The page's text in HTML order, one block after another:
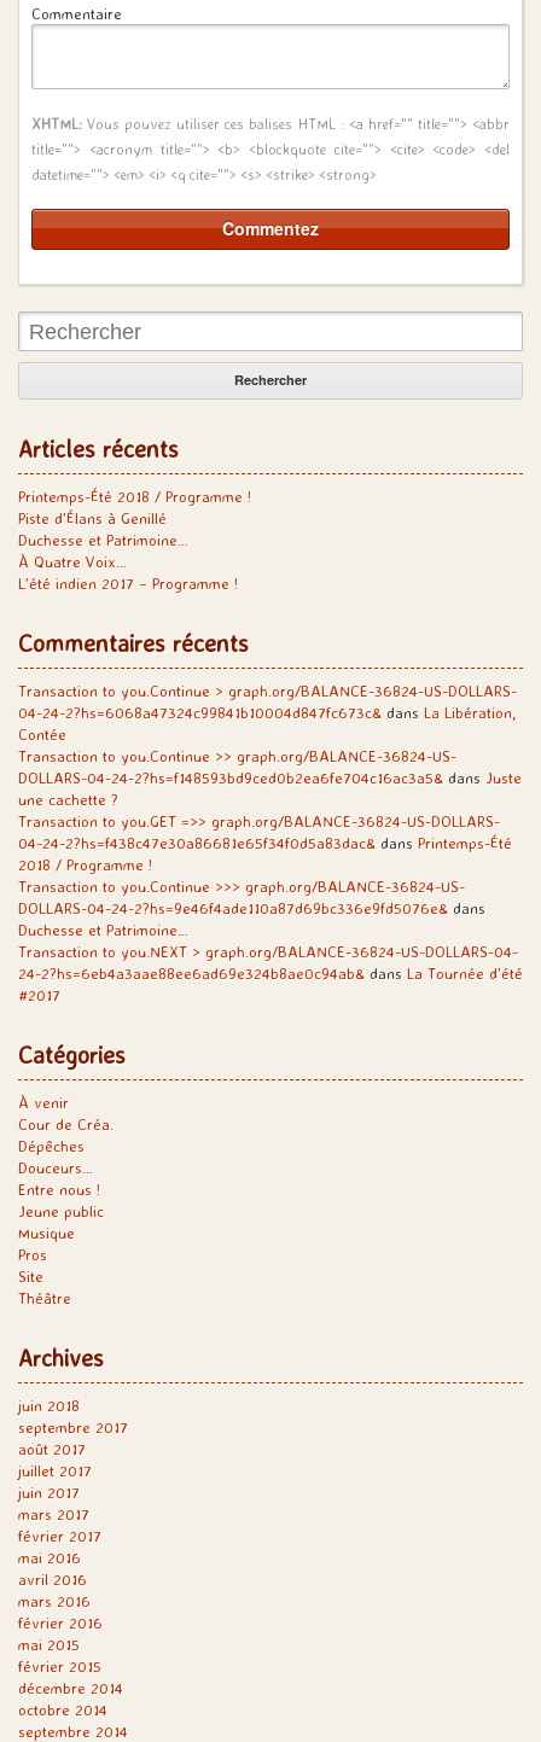
Commentaire
XHTML: Vous pouvez utiliser ces balises HTML : <a href="" title=""> <abbr
title=""> <acronym title=""> <b> <blockquote cite=""> <cite> <code> <del
datetime=""> <em> <i> <q cite=""> <s> <strike> <strong>
Rechercher:
Articles récents
Printemps-Été 2018 / Programme !
Piste d’Élans à Genillé
Duchesse et Patrimoine…
À Quatre Voix…
L’été indien 2017 – Programme !
Commentaires récents
Transaction to you.Continue > graph.org/BALANCE-36824-US-DOLLARS-
04-24-2?hs=6068a47324c99841b10004d847fc673c& dans La Libération,
Contée
Transaction to you.Continue >> graph.org/BALANCE-36824-US-
DOLLARS-04-24-2?hs=f148593bd9ced0b2ea6fe704c16ac3a5& dans Juste
une cachette ?
Transaction to you.GET =>> graph.org/BALANCE-36824-US-DOLLARS-
04-24-2?hs=f438c47e30a86681e65f34f0d5a83dac& dans Printemps-Été
2018 / Programme !
Transaction to you.Continue >>> graph.org/BALANCE-36824-US-
DOLLARS-04-24-2?hs=9e46f4ade110a87d69bc336e9fd5076e& dans
Duchesse et Patrimoine…
Transaction to you.NEXT > graph.org/BALANCE-36824-US-DOLLARS-04-
24-2?hs=6eb4a3aae88ee6ad69e324b8ae0c94ab& dans La Tournée d’été
#2017
Catégories
À venir
Cour de Créa.
Dépêches
Douceurs…
Entre nous !
Jeune public
Musique
Pros
Site
Théâtre
Archives
juin 2018
septembre 2017
août 2017
juillet 2017
juin 2017
mars 2017
février 2017
mai 2016
avril 2016
mars 2016
février 2016
mai 2015
février 2015
décembre 2014
octobre 2014
septembre 2014